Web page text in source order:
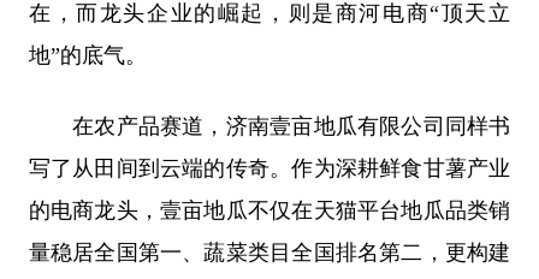
在，而龙头企业的崛起，则是商河电商“顶天立
地”的底气。
在农产品赛道，济南壹亩地瓜有限公司同样书
写了从田间到云端的传奇。作为深耕鲜食甘薯产业
的电商龙头，壹亩地瓜不仅在天猫平台地瓜品类销
量稳居全国第一、蔬菜类目全国排名第二，更构建